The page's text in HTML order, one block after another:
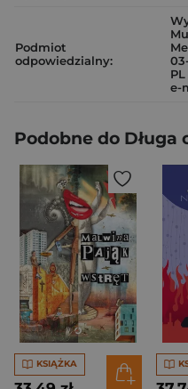
Podmiot
odpowiedzialny:
PL
e-
Podobne do Długa
KSIĄŻKA